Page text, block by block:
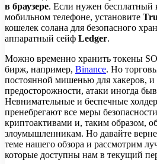
в браузере. Если нужен бесплатный
мобильном телефоне, установите
кошелек солана для безопасного
аппаратный сейф Ledger.
Можно временно хранить токены
бирж, например, Binance. Но
постоянной мишенью для хакеров, и
предосторожности, атаки иногда
Невнимательные и беспечные
пренебрегают все меры
криптоактивами и, таким образом,
злоумышленникам. Но давайте
теме нашего обзора и рассмотрим
которые доступны нам в текущий